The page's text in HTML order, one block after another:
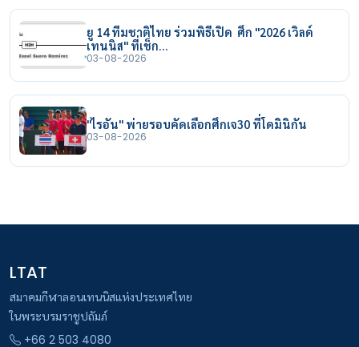
ยู 14 ทีมชาติไทย ร่วมพิธีเปิด ศึก "2026 เวิลด์
เทนนิส" ที่เช็ก…
03-08-2026
"ไรอัน" พ่ายรอบคัดเลือกศึกเจ30 ที่โดมินิกัน
03-08-2026
LTAT
สมาคมกีฬาลอนเทนนิสแห่งประเทศไทย
ในพระบรมราชูปถัมภ์
+66 2 503 4080